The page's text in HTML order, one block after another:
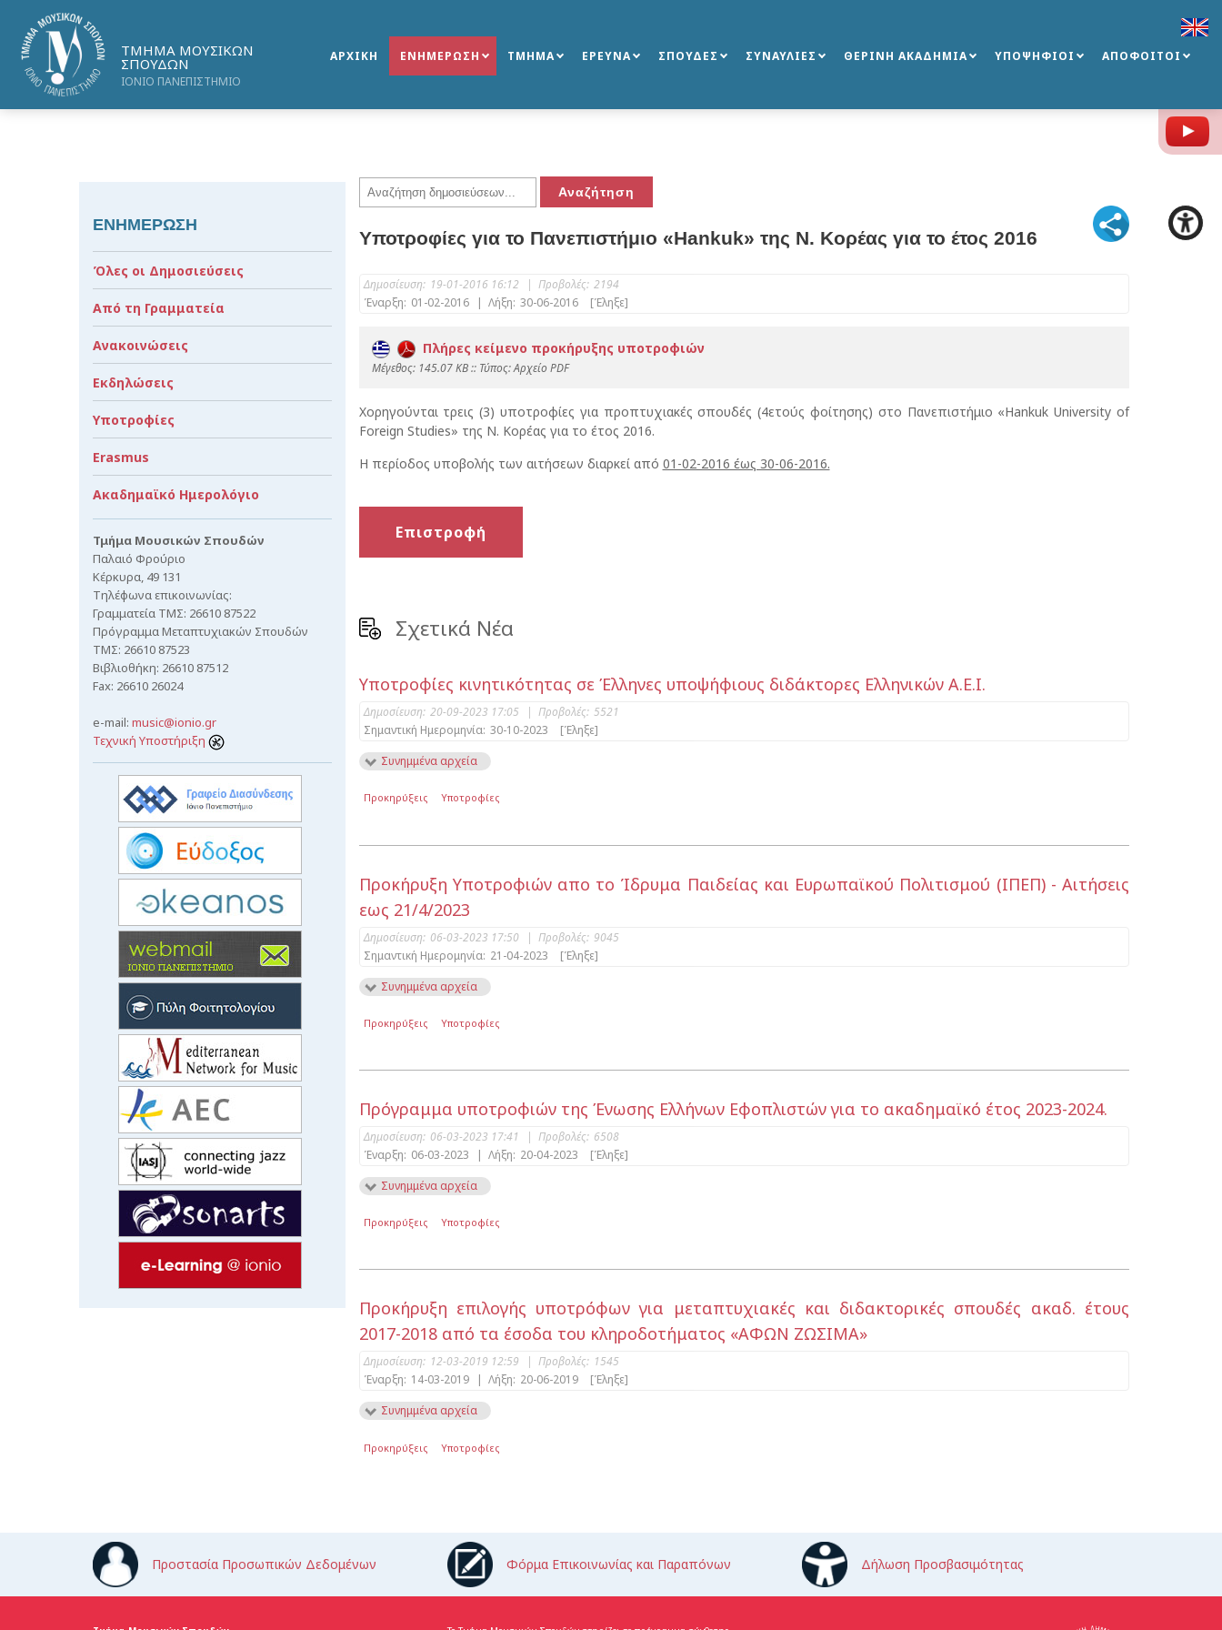
ΤΜΗΜΑ ΜΟΥΣΙΚΩΝ
ΣΠΟΥΔΩΝ
ΙΟΝΙΟ ΠΑΝΕΠΙΣΤΗΜΙΟ
ΑΡΧΙΚΗ ΕΝΗΜΕΡΩΣΗ ΤΜΗΜΑ ΕΡΕΥΝΑ ΣΠΟΥΔΕΣ ΣΥΝΑΥΛΙΕΣ ΘΕΡΙΝΗ ΑΚΑΔΗΜΙΑ ΥΠΟΨΗΦΙΟΙ ΑΠΟΦΟΙΤΟΙ
Υποτροφίες για το Πανεπιστήμιο «Hankuk» της Ν. Κορέας για το έτος 2016
Δημοσίευση: 19-01-2016 16:12 | Προβολές: 2194
Έναρξη: 01-02-2016 | Λήξη: 30-06-2016 [Έληξε]
Πλήρες κείμενο προκήρυξης υποτροφιών
Mέγεθος: 145.07 KB :: Τύπος: Αρχείο PDF
Χορηγούνται τρεις (3) υποτροφίες για προπτυχιακές σπουδές (4ετούς φοίτησης) στο Πανεπιστήμιο «Hankuk University of
Foreign Studies» της Ν. Κορέας για το έτος 2016.
Η περίοδος υποβολής των αιτήσεων διαρκεί από 01-02-2016 έως 30-06-2016.
Επιστροφή
Σχετικά Νέα
Υποτροφίες κινητικότητας σε Έλληνες υποψήφιους διδάκτορες Ελληνικών Α.Ε.Ι.
Δημοσίευση: 20-09-2023 17:05 | Προβολές: 5521
Σημαντική Ημερομηνία: 30-10-2023
[Έληξε]
Συνημμένα αρχεία
Προκηρύξεις Υποτροφίες
Προκήρυξη Υποτροφιών απο το Ίδρυμα Παιδείας και Ευρωπαϊκού Πολιτισμού (ΙΠΕΠ) - Αιτήσεις
εως 21/4/2023
Δημοσίευση: 06-03-2023 17:50 | Προβολές: 9045
Σημαντική Ημερομηνία: 21-04-2023
[Έληξε]
Συνημμένα αρχεία
Προκηρύξεις Υποτροφίες
Πρόγραμμα υποτροφιών της Ένωσης Ελλήνων Εφοπλιστών για το ακαδημαϊκό έτος 2023-2024.
Δημοσίευση: 06-03-2023 17:41 | Προβολές: 6508
Έναρξη: 06-03-2023 | Λήξη: 20-04-2023
[Έληξε]
Συνημμένα αρχεία
Προκηρύξεις Υποτροφίες
Προκήρυξη επιλογής υποτρόφων για μεταπτυχιακές και διδακτορικές σπουδές ακαδ. έτους
2017-2018 από τα έσοδα του κληροδοτήματος «ΑΦΩΝ ΖΩΣΙΜΑ»
Δημοσίευση: 12-03-2019 12:59 Προβολές: 1545
Έναρξη: 14-03-2019 Λήξη: 20-06-2019
[Έληξε]
Συνημμένα αρχεία
Προκηρύξεις Υποτροφίες
ΕΝΗΜΕΡΩΣΗ
Όλες οι Δημοσιεύσεις
Από τη Γραμματεία
Ανακοινώσεις
Εκδηλώσεις
Υποτροφίες
Erasmus
Ακαδημαϊκό Ημερολόγιο
Τμήμα Μουσικών Σπουδών
Παλαιό Φρούριο
Κέρκυρα, 49 131
Τηλέφωνα επικοινωνίας:
Γραμματεία ΤΜΣ: 26610 87522
Πρόγραμμα Μεταπτυχιακών Σπουδών
ΤΜΣ: 26610 87523
Βιβλιοθήκη: 26610 87512
Fax: 26610 26024
e-mail: music@ionio.gr
Τεχνική Υποστήριξη
Προστασία Προσωπικών Δεδομένων Φόρμα Επικοινωνίας και Παραπόνων Δήλωση Προσβασιμότητας